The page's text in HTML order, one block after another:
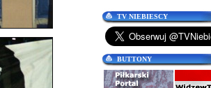
TV NIEBIESCY
BUTTONY